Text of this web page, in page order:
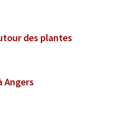
des plantes
Angers